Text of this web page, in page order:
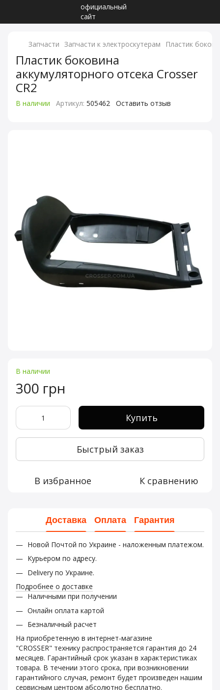
Запчасти Запчасти к электроскутерам Пластик
Пластик боковина
аккумуляторного отсека Crosser
CR2
В наличии Артикул: 505462 Оставить отзыв
В наличии
300 грн
Купить
Быстрый заказ
В избранное К сравнению
Доставка Оплата Гарантия
Новой Почтой по Украине - наложенным платежом.
Курьером по адресу.
Delivery по Украине.
Подробнее о доставке
Наличными при получении
Онлайн оплата картой
Безналичный расчет
На приобретенную в интернет-магазине
"CROSSER" технику распространяется гарантия до 24
месяцев. Гарантийный срок указан в характеристиках
товара. В течении этого срока, при возникновении
гарантийного случая, ремонт будет произведен нашим
сервисным центром абсолютно бесплатно.